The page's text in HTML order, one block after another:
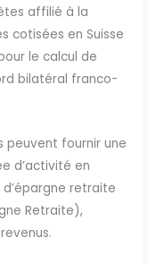
affilié à la
cotisées en Suisse
le calcul de
bilatéral franco-
peuvent fournir une
d’activité en
d’épargne retraite
Retraite),